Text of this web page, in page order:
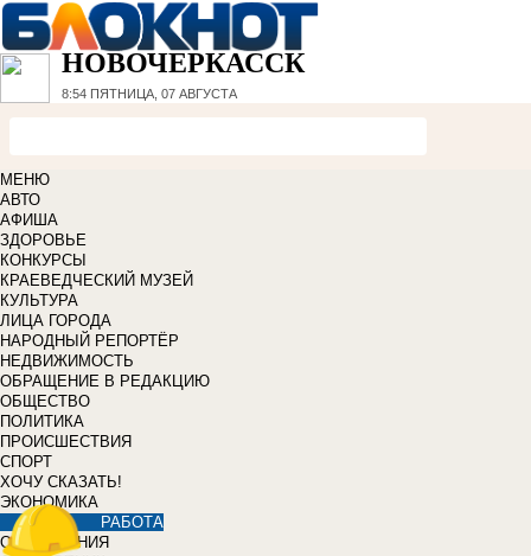
НОВОЧЕРКАССК
8:54 ПЯТНИЦА, 07 АВГУСТА
МЕНЮ
АВТО
АФИША
ЗДОРОВЬЕ
КОНКУРСЫ
КРАЕВЕДЧЕСКИЙ МУЗЕЙ
КУЛЬТУРА
ЛИЦА ГОРОДА
НАРОДНЫЙ РЕПОРТЁР
НЕДВИЖИМОСТЬ
ОБРАЩЕНИЕ В РЕДАКЦИЮ
ОБЩЕСТВО
ПОЛИТИКА
ПРОИСШЕСТВИЯ
СПОРТ
ХОЧУ СКАЗАТЬ!
ЭКОНОМИКА
РАБОТА
ОБЪЯВЛЕНИЯ